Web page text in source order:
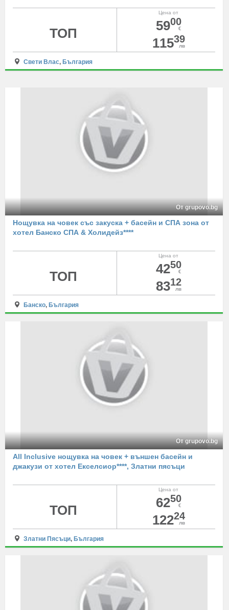
Цена от
5900
€
11539
лв
ТОП
Свети Влас, България
От grupovo.bg
Нощувка на човек със закуска + басейн и СПА зона от
хотел Банско СПА & Холидейз****
Цена от
4250
€
8312
лв
ТОП
Банско, България
От grupovo.bg
All Inclusive нощувка на човек + външен басейн и
джакузи от хотел Екселсиор****, Златни пясъци
Цена от
6250
€
12224
лв
ТОП
Златни Пясъци, България